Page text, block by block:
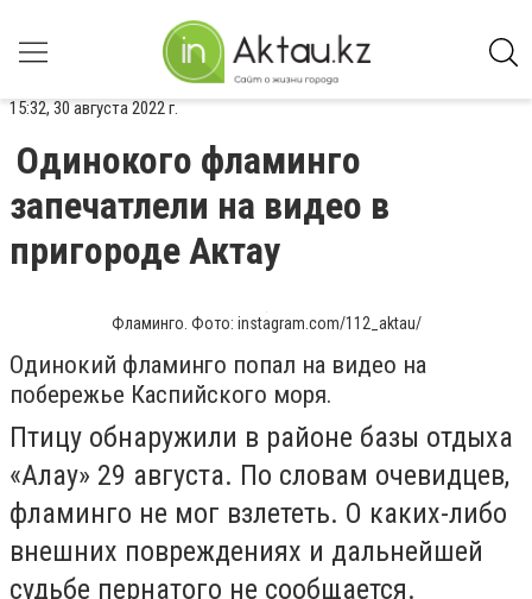
15:32, 30 августа 2022 г.
Одинокого фламинго
запечатлели на видео в
пригороде Актау
Фламинго. Фото: instagram.com/112_aktau/
Одинокий фламинго попал на видео на
побережье Каспийского моря.
Птицу обнаружили в районе базы отдыха
«Алау» 29 августа. По словам очевидцев,
фламинго не мог взлететь. О каких-либо
внешних повреждениях и дальнейшей
судьбе пернатого не сообщается.